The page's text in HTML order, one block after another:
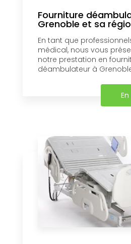
Fourniture
Grenoble et sa
En tant que
médical, nous vous
notre prestation en
déambulateur à